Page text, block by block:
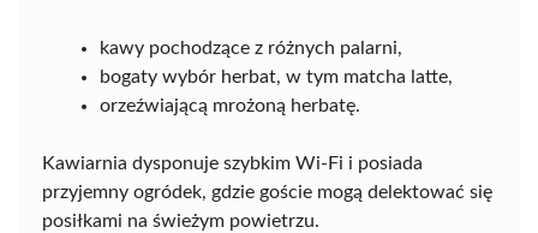
kawy pochodzące z różnych palarni,
bogaty wybór herbat, w tym matcha latte,
orzeźwiającą mrożoną herbatę.
Kawiarnia dysponuje szybkim Wi-Fi i posiada
przyjemny ogródek, gdzie goście mogą delektować się
posiłkami na świeżym powietrzu.